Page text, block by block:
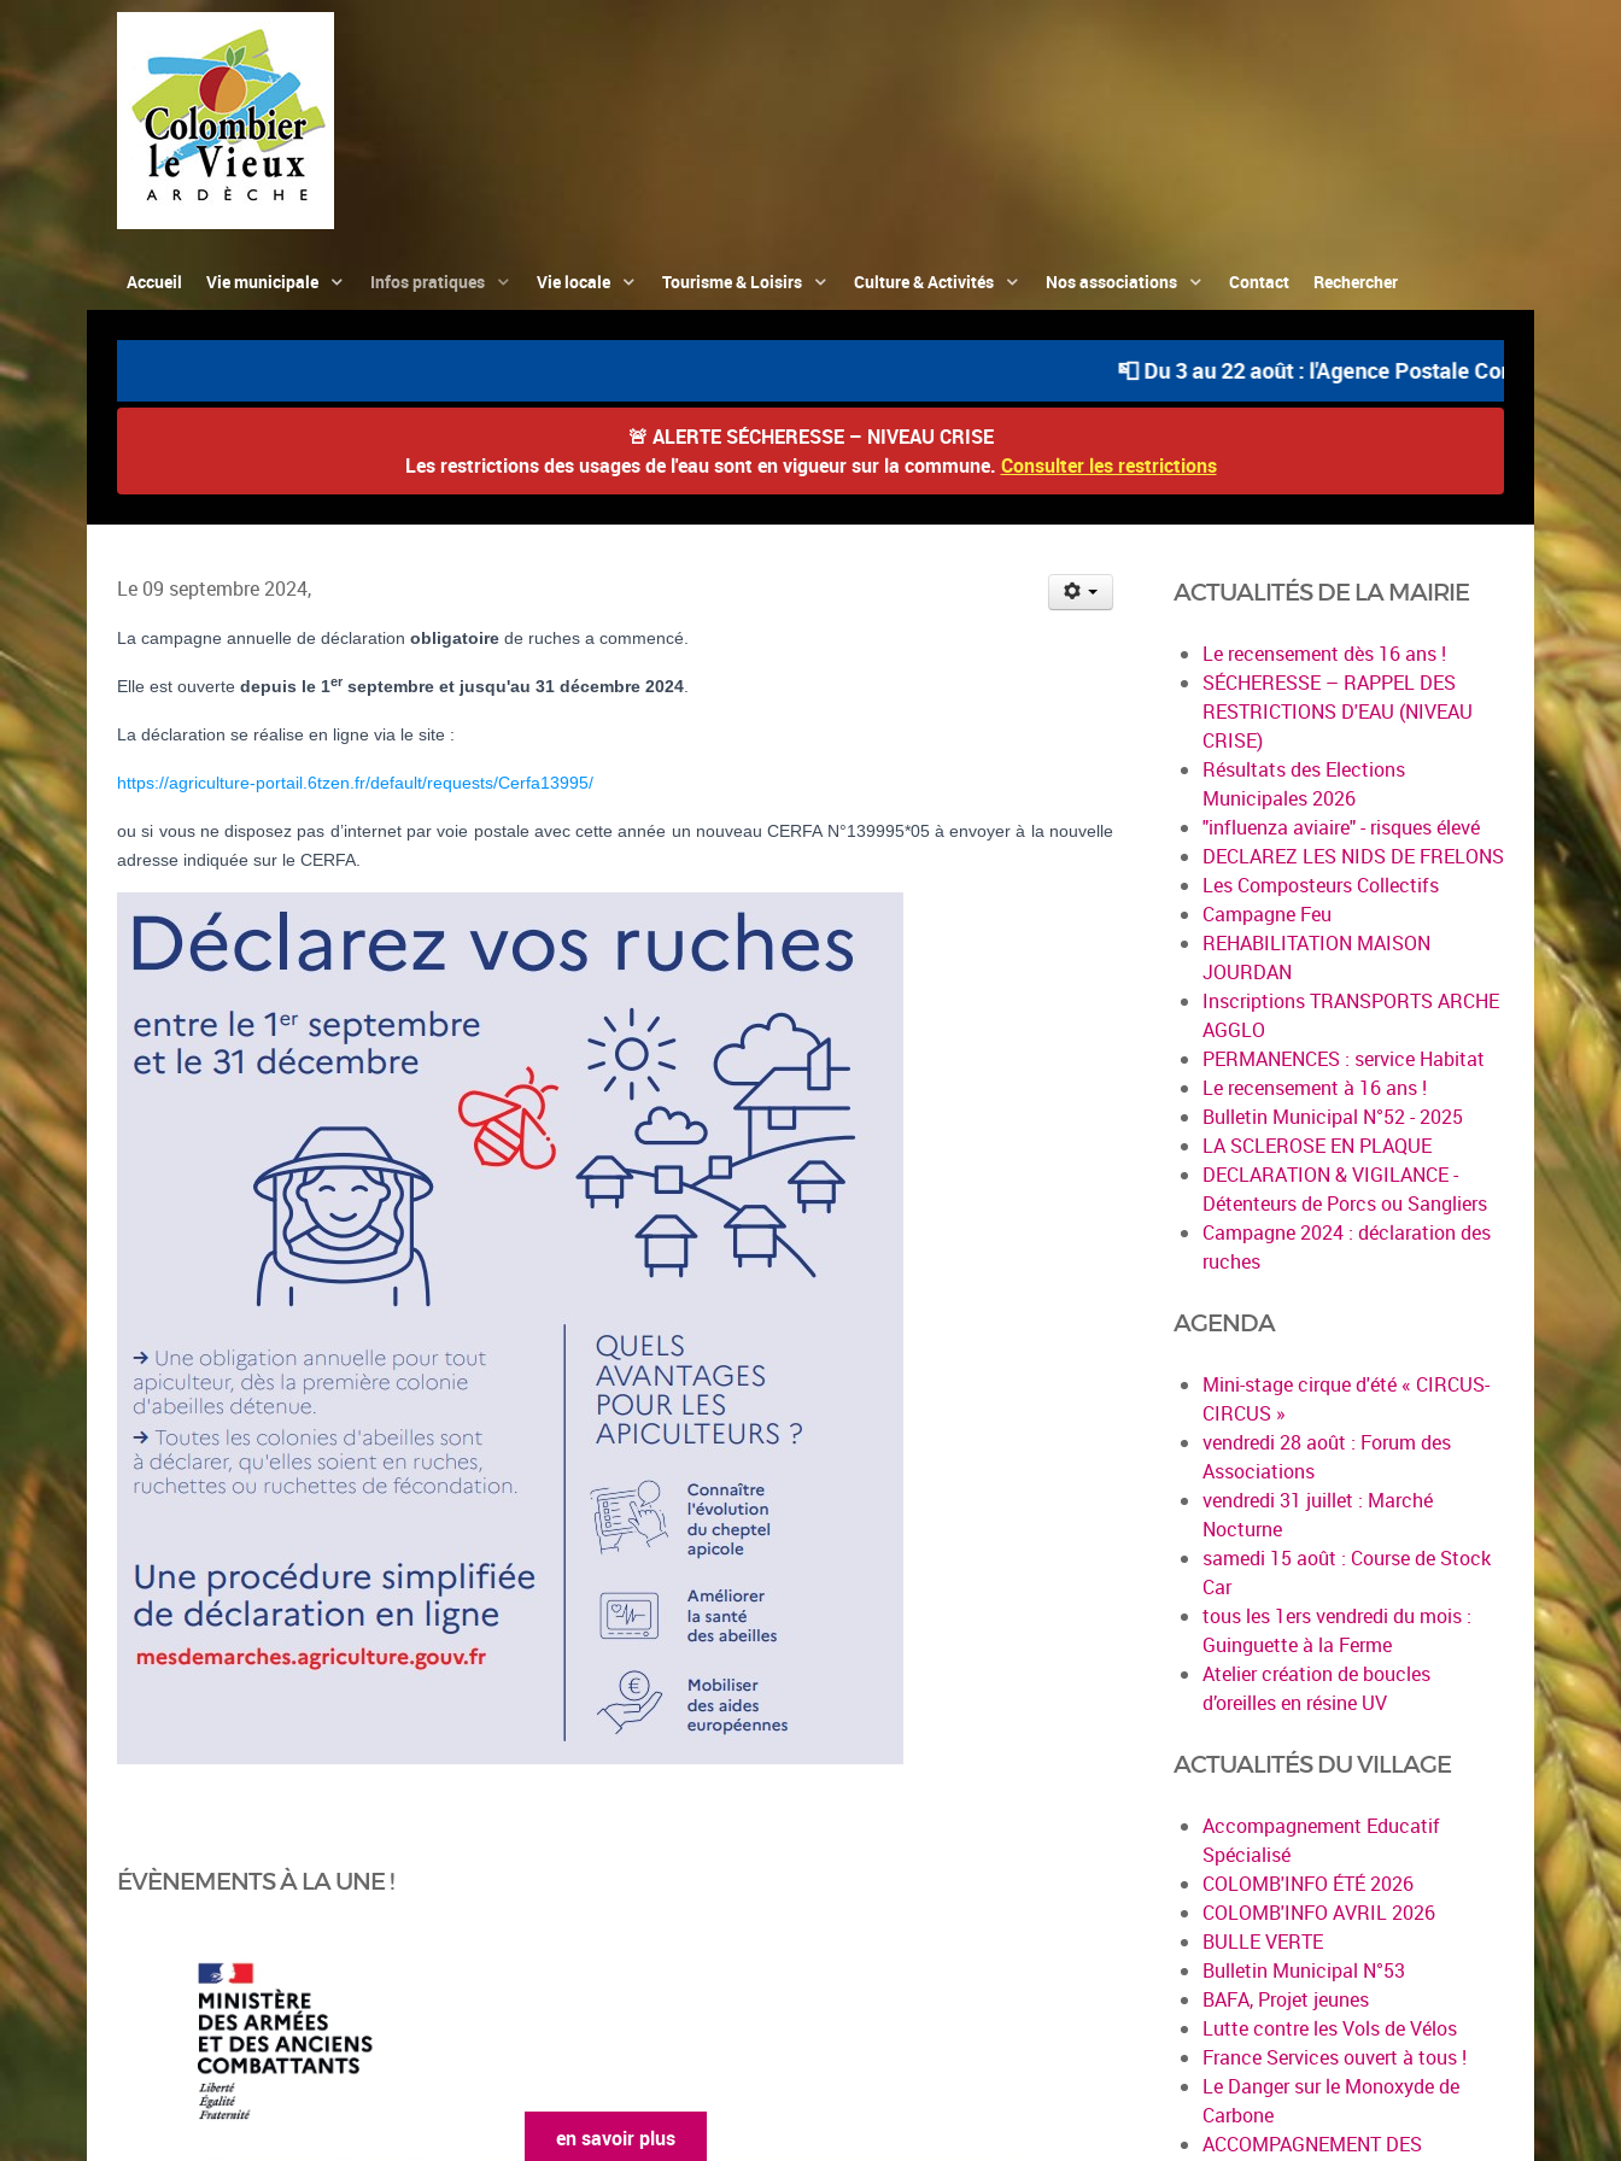
Accueil Vie municipale Infos pratiques Vie locale Tourisme & Loisirs Culture & Activités Nos associations Contact Rechercher
📮 Du 3 au 22 août : l'Agence Postale Communale est
🚨 ALERTE SÉCHERESSE – NIVEAU CRISE
Les restrictions des usages de l'eau sont en vigueur sur la commune. Consulter les restrictions
Le 09 septembre 2024,
La campagne annuelle de déclaration obligatoire de ruches a commencé.
Elle est ouverte depuis le 1er septembre et jusqu'au 31 décembre 2024
La déclaration se réalise en ligne via le site :
https://agriculture-portail.6tzen.fr/default/requests/Cerfa13995/
ou si vous ne disposez pas d’internet par voie postale avec cette année un nouveau CERFA N°139995*05 à envoyer à la nouvelle
adresse indiquée sur le CERFA.
ÉVÈNEMENTS À LA UNE !
en savoir plus
ACTUALITÉS DE LA MAIRIE
Le recensement dès 16 ans !
SÉCHERESSE – RAPPEL DES
RESTRICTIONS D'EAU (NIVEAU
CRISE)
Résultats des Elections
Municipales 2026
"influenza aviaire" - risques élevé
DECLAREZ LES NIDS DE FRELONS
Les Composteurs Collectifs
Campagne Feu
REHABILITATION MAISON
JOURDAN
Inscriptions TRANSPORTS ARCHE
AGGLO
PERMANENCES : service Habitat
Le recensement à 16 ans !
Bulletin Municipal N°52 - 2025
LA SCLEROSE EN PLAQUE
DECLARATION & VIGILANCE -
Détenteurs de Porcs ou Sangliers
Campagne 2024 : déclaration des
ruches
AGENDA
Mini-stage cirque d'été « CIRCUS-
CIRCUS »
vendredi 28 août : Forum des
Associations
vendredi 31 juillet : Marché
Nocturne
samedi 15 août : Course de Stock
Car
tous les 1ers vendredi du mois :
Guinguette à la Ferme
Atelier création de boucles
d’oreilles en résine UV
ACTUALITÉS DU VILLAGE
Accompagnement Educatif
Spécialisé
COLOMB'INFO ÉTÉ 2026
COLOMB'INFO AVRIL 2026
BULLE VERTE
Bulletin Municipal N°53
BAFA, Projet jeunes
Lutte contre les Vols de Vélos
France Services ouvert à tous !
Le Danger sur le Monoxyde de
Carbone
ACCOMPAGNEMENT DES